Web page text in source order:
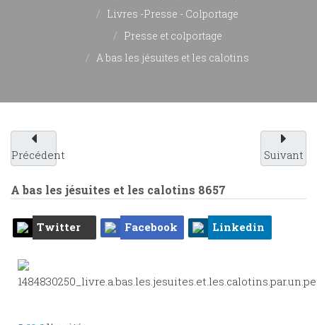
Livres -Presse - Colportage
Presse et colportage
A bas les jésuites et les calotins
Précédent Suivant
A bas les jésuites et les calotins 8657
Twitter Facebook Linkedin